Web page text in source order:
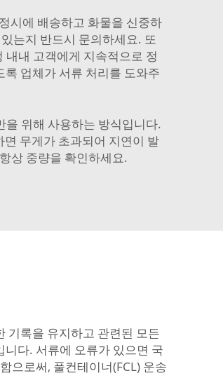
시에 배송하고 화물을 신중하
는지 반드시 문의하세요. 또
내 고객에게 지속적으로 정
업체가 서류 처리를 도와주
을 위해 사용하는 방식입니다.
무게가 초과되어 지연이 발
상 중량을 확인하세요.
기록을 유지하고 관련된 모든
다. 서류에 오류가 있으면 국
으로써, 풀컨테이너(FCL) 운송